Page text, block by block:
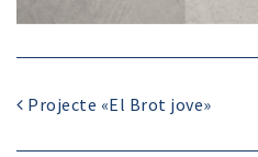
Projecte «El Brot jove»